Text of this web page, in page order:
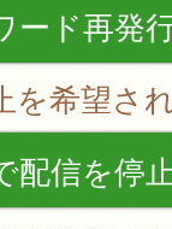
ード再発
を希望さ
配信を停